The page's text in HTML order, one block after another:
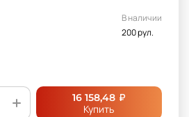
В наличии
200 рул.
16 158,48 ₽
Купить